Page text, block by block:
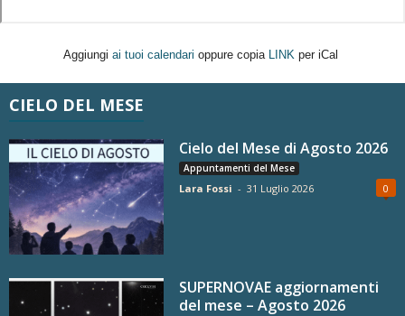
Aggiungi ai tuoi calendari oppure copia LINK per iCal
CIELO DEL MESE
Cielo del Mese di Agosto 2026
Appuntamenti del Mese
Lara Fossi - 31 Luglio 2026 0
SUPERNOVAE aggiornamenti
del mese – Agosto 2026